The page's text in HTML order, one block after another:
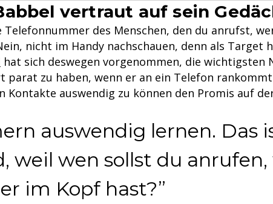
vertraut auf sein
Telefonnummer des Menschen, den du anrufst,
nicht im Handy nachschauen, denn als Target
hat sich deswegen vorgenommen, die wichtigsten
parat zu haben, wenn er an ein Telefon
Kontakte auswendig zu können den Promis auf
auswendig lernen. Das
weil wen sollst du
im Kopf hast?